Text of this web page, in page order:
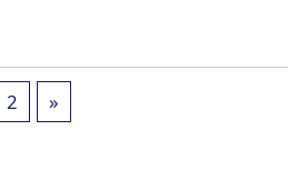
2 »